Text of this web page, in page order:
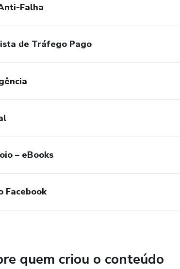
Falha
de Tráfego Pago
– eBooks
Facebook
quem criou o conteúdo